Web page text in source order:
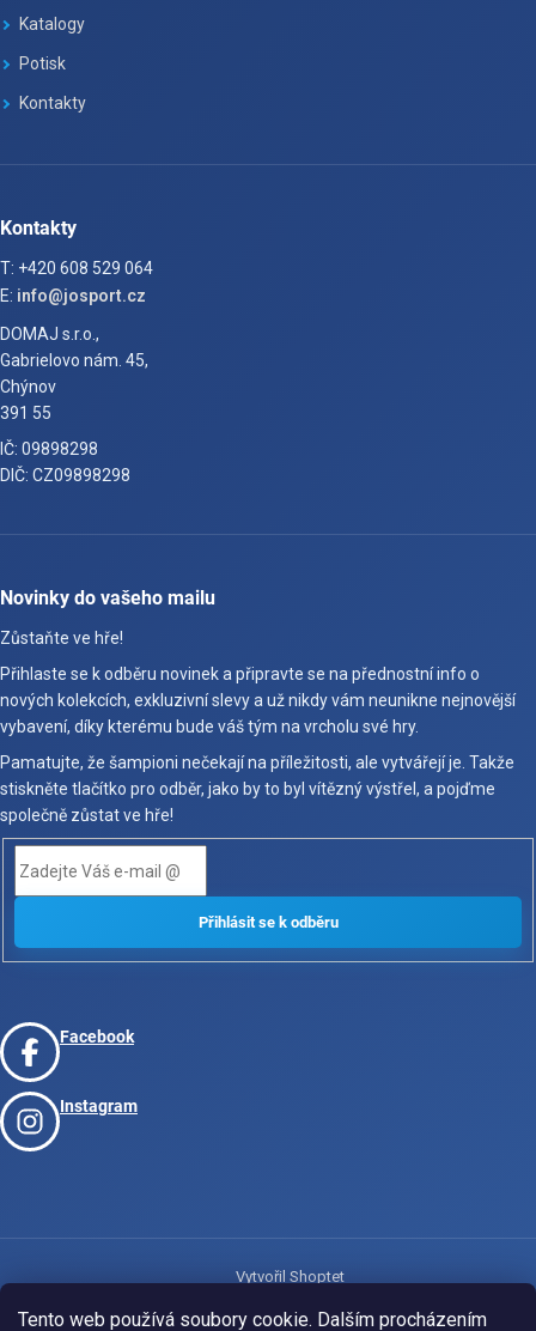
Tento web používá soubory cookie. Dalším procházením
Katalogy
Potisk
Kontakty
Kontakty
T: +420 608 529 064
E: info@josport.cz
DOMAJ s.r.o.,
Gabrielovo nám. 45,
Chýnov
391 55
IČ: 09898298
DIČ: CZ09898298
Novinky do vašeho mailu
Zůstaňte ve hře!
Přihlaste se k odběru novinek a připravte se na přednostní info o
nových kolekcích, exkluzivní slevy a už nikdy vám neunikne nejnovější
vybavení, díky kterému bude váš tým na vrcholu své hry.
Pamatujte, že šampioni nečekají na příležitosti, ale vytvářejí je. Takže
stiskněte tlačítko pro odběr, jako by to byl vítězný výstřel, a pojďme
společně zůstat ve hře!
Facebook
Instagram
Vytvořil Shoptet